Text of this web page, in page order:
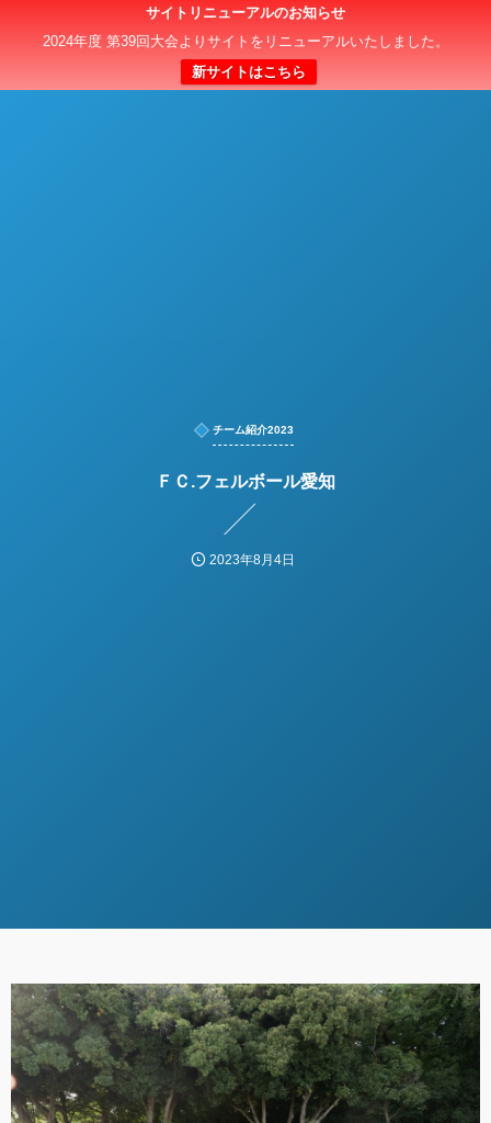
サイトリニューアルのお知らせ
2024年度 第39回大会よりサイトをリニューアルいたしました。
新サイトはこちら
日本クラブユースサッカー選手権（U-15）大会
チーム紹介2023
ＦＣ.フェルボール愛知
2023年8月4日